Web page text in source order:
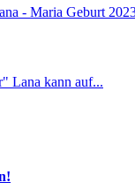
Lana kann auf...